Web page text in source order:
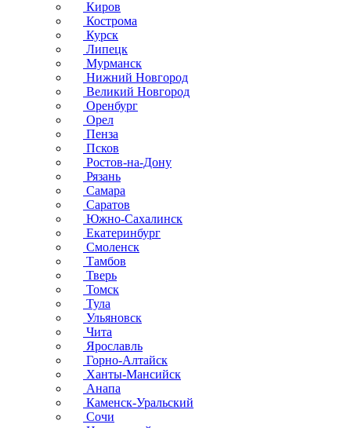
Киров
Кострома
Курск
Липецк
Мурманск
Нижний Новгород
Великий Новгород
Оренбург
Орел
Пенза
Псков
Ростов-на-Дону
Рязань
Самара
Саратов
Южно-Сахалинск
Екатеринбург
Смоленск
Тамбов
Тверь
Томск
Тула
Ульяновск
Чита
Ярославль
Горно-Алтайск
Ханты-Мансийск
Анапа
Каменск-Уральский
Сочи